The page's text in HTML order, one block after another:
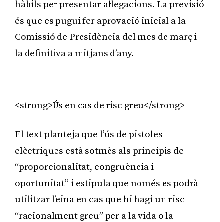
hàbils per presentar al·legacions. La previsió
és que es pugui fer aprovació inicial a la
Comissió de Presidència del mes de març i
la definitiva a mitjans d’any.
<strong>Ús en cas de risc greu</strong>
El text planteja que l’ús de pistoles
elèctriques està sotmès als principis de
“proporcionalitat, congruència i
oportunitat” i estipula que només es podrà
utilitzar l’eina en cas que hi hagi un risc
“racionalment greu” per a la vida o la